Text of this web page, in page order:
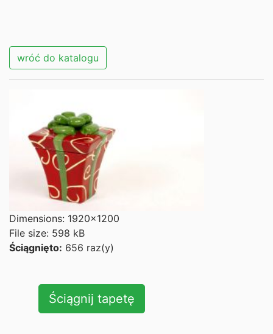
wróć do katalogu
Dimensions: 1920x1200
File size: 598 kB
Ściągnięto: 656 raz(y)
Ściągnij tapetę